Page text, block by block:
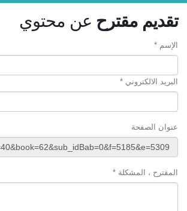
تقديم مقترح عن محتوي
الإسم *
البريد الالكتروني *
عنوان الصفحة
المقترح ، المشكلة *